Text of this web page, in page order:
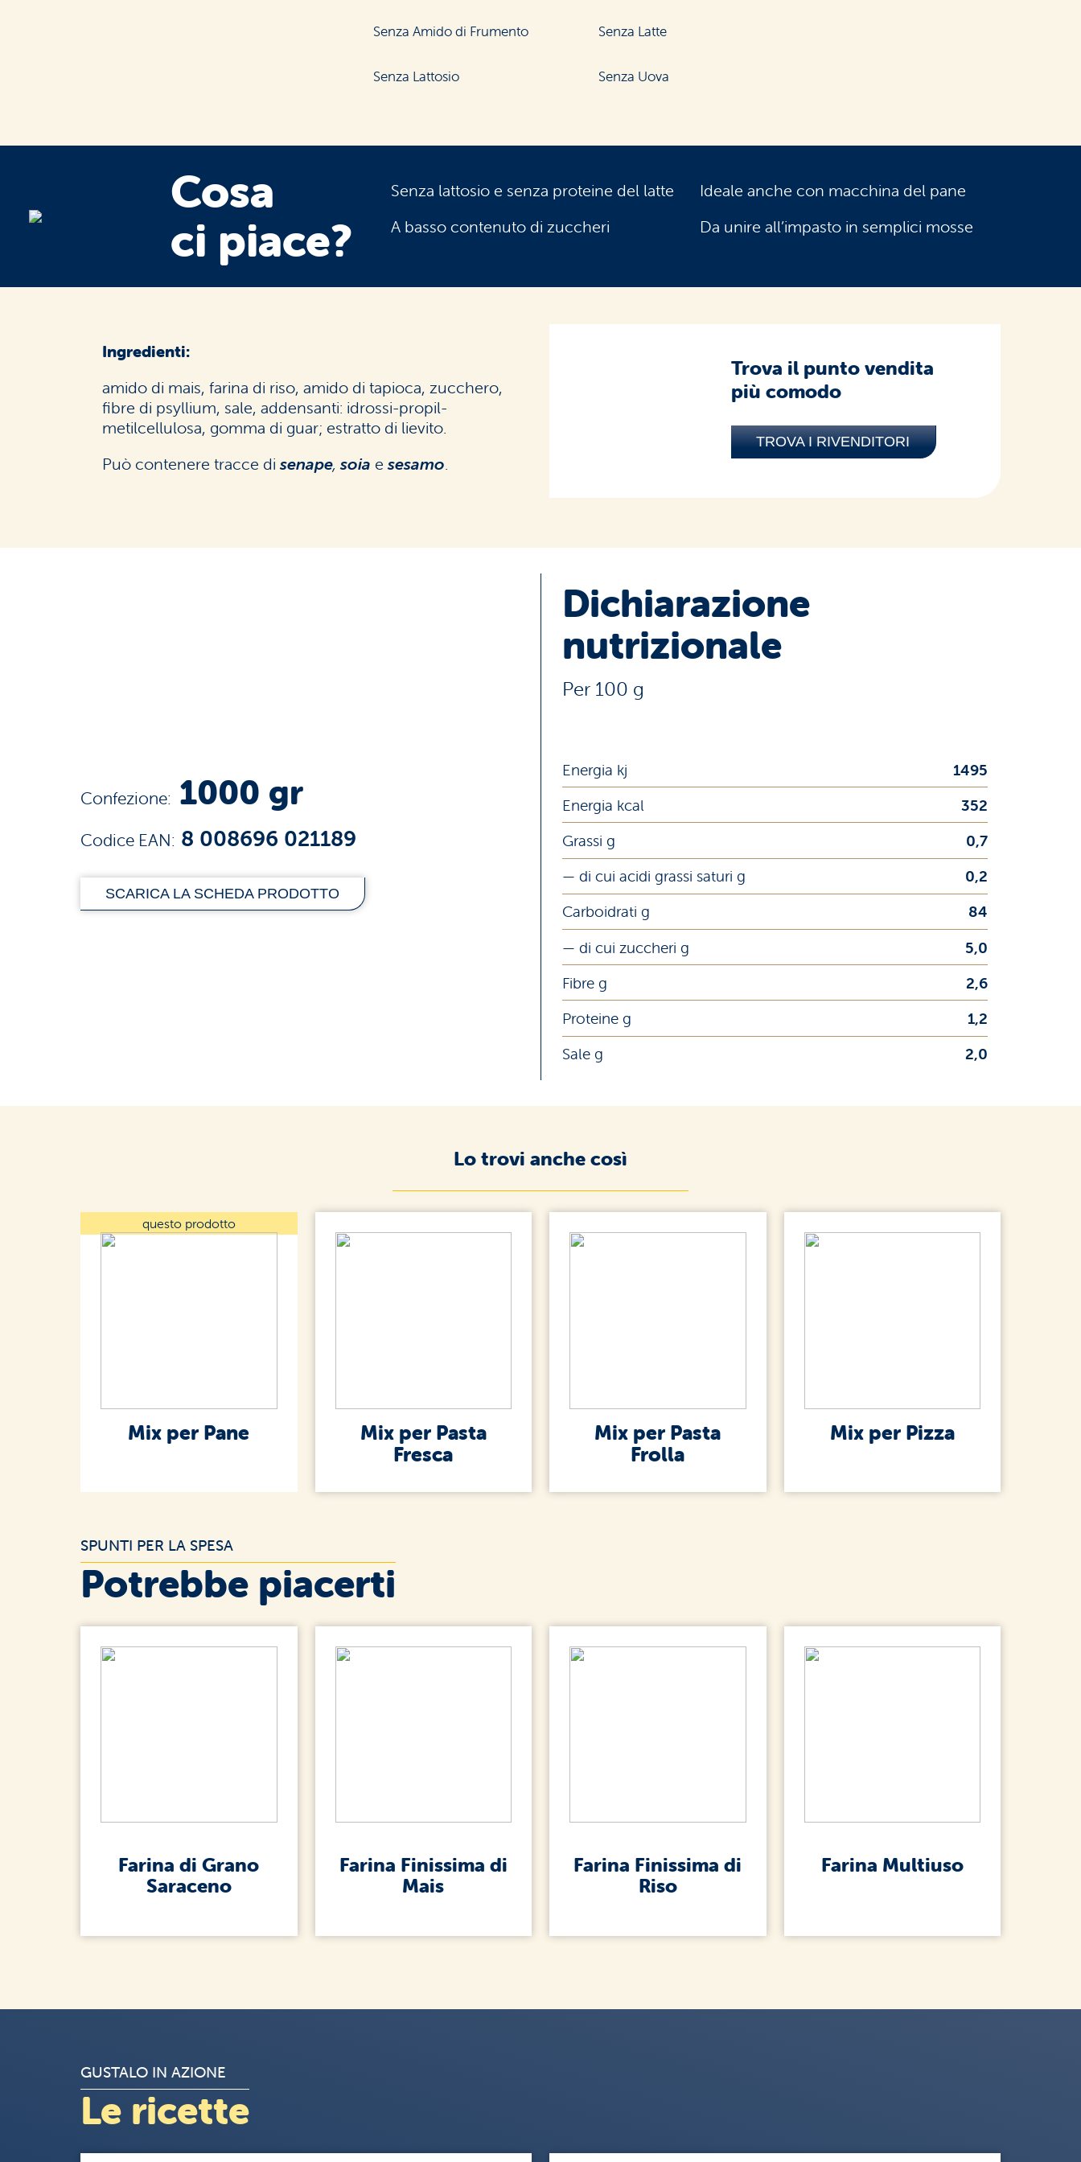
Senza Amido di Frumento Senza Latte
Senza Lattosio Senza Uova
Cosa
ci piace?
Senza lattosio e senza proteine del latte
A basso contenuto di zuccheri
Ideale anche con macchina del pane
Da unire all’impasto in semplici mosse
Trova il punto vendita
più comodo
TROVA I RIVENDITORI
Ingredienti:
amido di mais, farina di riso, amido di tapioca, zucchero,
fibre di psyllium, sale, addensanti: idrossi-propil-
metilcellulosa, gomma di guar; estratto di lievito.
Può contenere tracce disenape,soia esesamo
Confezione: 1000 gr
Codice EAN: 8 008696 021189
SCARICA LA SCHEDA PRODOTTO
Dichiarazione
nutrizionale
Per 100 g
Energia kj
1495
Energia kcal
352
Grassi g
0,7
— di cui acidi grassi saturi g
0,2
Carboidrati g
84
— di cui zuccheri g
5,0
Fibre g
2,6
Proteine g
1,2
Sale g
2,0
Lo trovi anche così
questo prodotto
Mix per Pane
Mix per Pasta
Fresca
Mix per Pasta
Frolla
Mix per Pizza
SPUNTI PER LA SPESA
Potrebbe piacerti
Farina di Grano
Saraceno
Farina Finissima di
Mais
Farina Finissima di
Riso
Farina Multiuso
GUSTALO IN AZIONE
Le ricette